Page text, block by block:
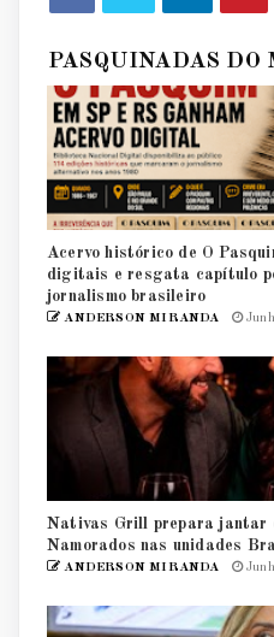
PASQUINADAS DO
Acervo histórico de O
digitais e resgata capítulo
jornalismo brasileiro
ANDERSON MIRANDA
Nativas Grill prepara jantar
Namorados nas unidades
ANDERSON MIRANDA